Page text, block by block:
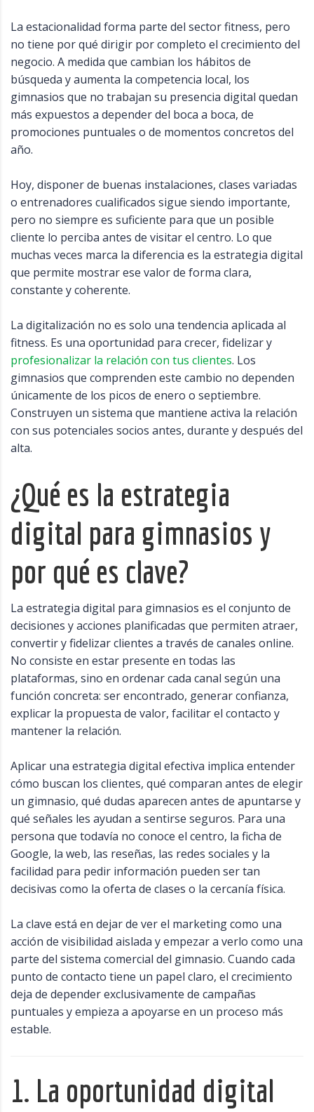
La estacionalidad forma parte del sector fitness, pero
no tiene por qué dirigir por completo el crecimiento del
negocio. A medida que cambian los hábitos de
búsqueda y aumenta la competencia local, los
gimnasios que no trabajan su presencia digital quedan
más expuestos a depender del boca a boca, de
promociones puntuales o de momentos concretos del
año.
Hoy, disponer de buenas instalaciones, clases variadas
o entrenadores cualificados sigue siendo importante,
pero no siempre es suficiente para que un posible
cliente lo perciba antes de visitar el centro. Lo que
muchas veces marca la diferencia es la estrategia digital
que permite mostrar ese valor de forma clara,
constante y coherente.
La digitalización no es solo una tendencia aplicada al
fitness. Es una oportunidad para crecer, fidelizar y
profesionalizar la relación con tus clientes. Los
gimnasios que comprenden este cambio no dependen
únicamente de los picos de enero o septiembre.
Construyen un sistema que mantiene activa la relación
con sus potenciales socios antes, durante y después del
alta.
¿Qué es la estrategia
digital para gimnasios y
por qué es clave?
La estrategia digital para gimnasios es el conjunto de
decisiones y acciones planificadas que permiten atraer,
convertir y fidelizar clientes a través de canales online.
No consiste en estar presente en todas las
plataformas, sino en ordenar cada canal según una
función concreta: ser encontrado, generar confianza,
explicar la propuesta de valor, facilitar el contacto y
mantener la relación.
Aplicar una estrategia digital efectiva implica entender
cómo buscan los clientes, qué comparan antes de elegir
un gimnasio, qué dudas aparecen antes de apuntarse y
qué señales les ayudan a sentirse seguros. Para una
persona que todavía no conoce el centro, la ficha de
Google, la web, las reseñas, las redes sociales y la
facilidad para pedir información pueden ser tan
decisivas como la oferta de clases o la cercanía física.
La clave está en dejar de ver el marketing como una
acción de visibilidad aislada y empezar a verlo como una
parte del sistema comercial del gimnasio. Cuando cada
punto de contacto tiene un papel claro, el crecimiento
deja de depender exclusivamente de campañas
puntuales y empieza a apoyarse en un proceso más
estable.
1. La oportunidad digital